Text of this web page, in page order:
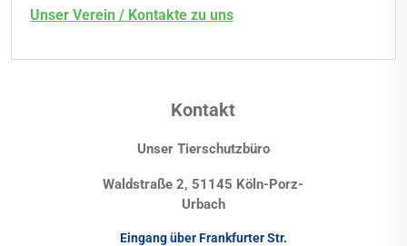
Unser Verein / Kontakte zu uns
Kontakt
Unser Tierschutzbüro
Waldstraße 2, 51145 Köln-Porz-
Urbach
Eingang über Frankfurter Str.